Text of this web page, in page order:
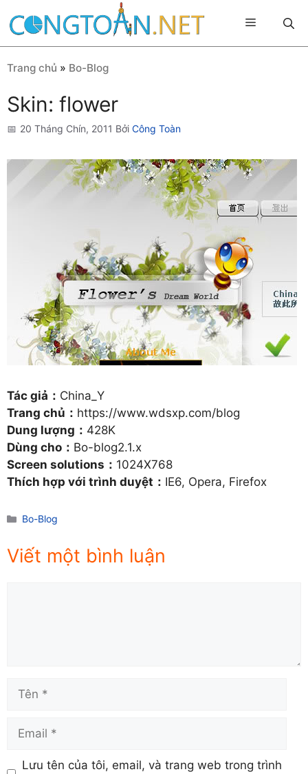
đến
Menu
Trang chủ » Bo-Blog
Skin: flower
20 Tháng Chín, 2011 Bởi Công Toàn
Tác giả： China_Y
Trang chủ： https://www.wdsxp.com/blog
Dung lượng： 428K
Dùng cho： Bo-blog2.1.x
Screen solutions： 1024X768
Thích hợp với trình duyệt： IE6, Opera, Firefox
Danh
Bo-Blog
Viết một bình luận
Lưu tên của tôi, email, và trang web trong trình